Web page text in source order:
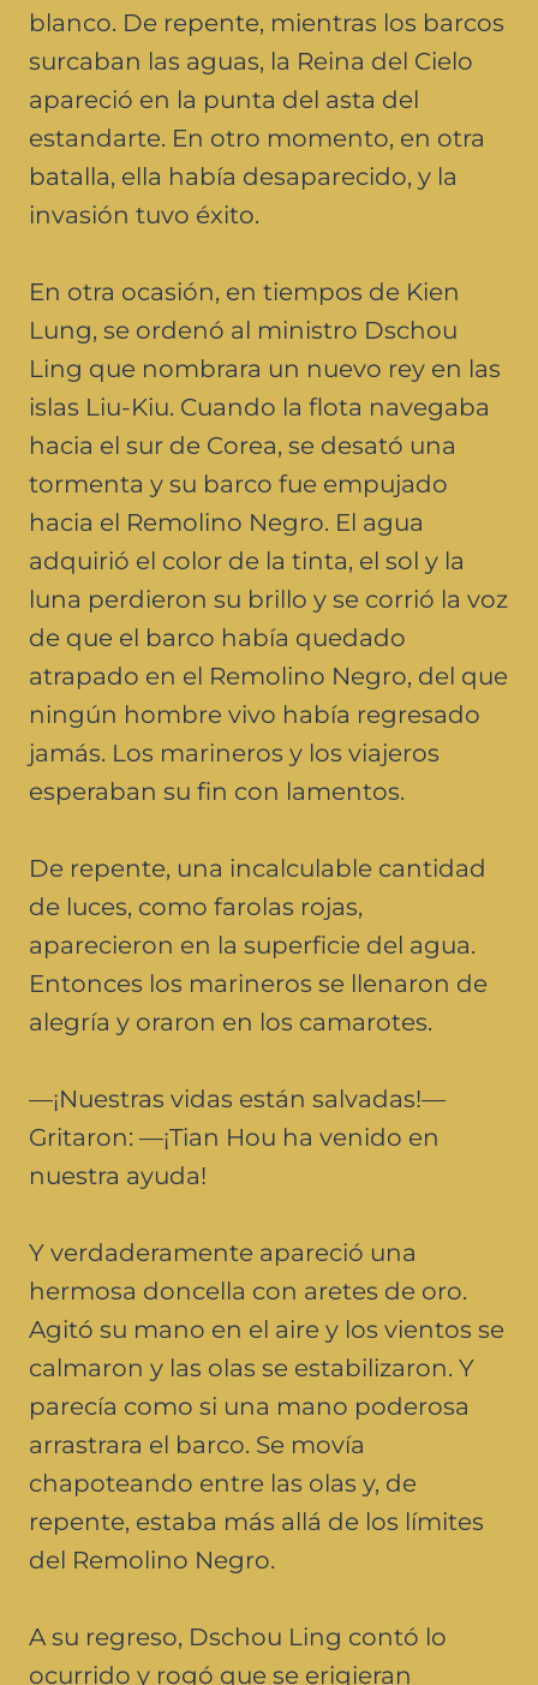
blanco. De repente, mientras los barcos
surcaban las aguas, la Reina del Cielo
apareció en la punta del asta del
estandarte. En otro momento, en otra
batalla, ella había desaparecido, y la
invasión tuvo éxito.
En otra ocasión, en tiempos de Kien
Lung, se ordenó al ministro Dschou
Ling que nombrara un nuevo rey en las
islas Liu-Kiu. Cuando la flota navegaba
hacia el sur de Corea, se desató una
tormenta y su barco fue empujado
hacia el Remolino Negro. El agua
adquirió el color de la tinta, el sol y la
luna perdieron su brillo y se corrió la voz
de que el barco había quedado
atrapado en el Remolino Negro, del que
ningún hombre vivo había regresado
jamás. Los marineros y los viajeros
esperaban su fin con lamentos.
De repente, una incalculable cantidad
de luces, como farolas rojas,
aparecieron en la superficie del agua.
Entonces los marineros se llenaron de
alegría y oraron en los camarotes.
—¡Nuestras vidas están salvadas!—
Gritaron: —¡Tian Hou ha venido en
nuestra ayuda!
Y verdaderamente apareció una
hermosa doncella con aretes de oro.
Agitó su mano en el aire y los vientos se
calmaron y las olas se estabilizaron. Y
parecía como si una mano poderosa
arrastrara el barco. Se movía
chapoteando entre las olas y, de
repente, estaba más allá de los límites
del Remolino Negro.
A su regreso, Dschou Ling contó lo
ocurrido y rogó que se erigieran